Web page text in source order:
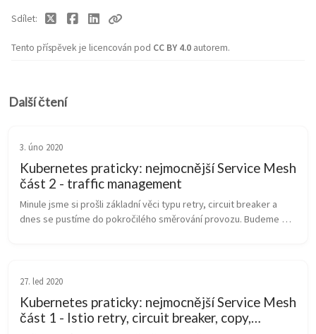
Tento příspěvek je licencován pod CC BY 4.0 autorem.
Sdílet
Další čtení
3. úno 2020
Kubernetes praticky: nejmocnější Service Mesh
část 2 - traffic management
Minule jsme si prošli základní věci typu retry, circuit breaker a
dnes se pustíme do pokročilého směrování provozu. Budeme
27. led 2020
Kubernetes praticky: nejmocnější Service Mesh
část 1 - Istio retry, circuit breaker, copy,